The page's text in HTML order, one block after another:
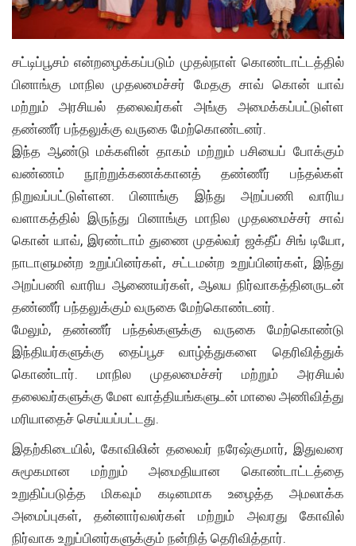
சட்டிப்பூசம் என்றழைக்கப்படும் முதல்நாள் கொண்டாட்டத்தில்
பினாங்கு மாநில முதலமைச்சர் மேதகு சாவ் கொன் யாவ்
மற்றும் அரசியல் தலைவர்கள் அங்கு அமைக்கப்பட்டுள்ள
தண்ணீர் பந்தலுக்கு வருகை மேற்கொண்டனர்.
இந்த ஆண்டு மக்களின் தாகம் மற்றும் பசியைப் போக்கும்
வண்ணம் நூற்றுக்கணக்கானத் தண்ணீர் பந்தல்கள்
நிறுவப்பட்டுள்ளன. பினாங்கு இந்து அறப்பணி வாரிய
வளாகத்தில் இருந்து பினாங்கு மாநில முதலமைச்சர் சாவ்
கொன் யாவ், இரண்டாம் துணை முதல்வர் ஜக்தீப் சிங் டியோ,
நாடாளுமன்ற உறுப்பினர்கள், சட்டமன்ற உறுப்பினர்கள், இந்து
அறப்பணி வாரிய ஆணையர்கள், ஆலய நிர்வாகத்தினருடன்
தண்ணீர் பந்தலுக்கும் வருகை மேற்கொண்டனர்.
மேலும், தண்ணீர் பந்தல்களுக்கு வருகை மேற்கொண்டு
இந்தியர்களுக்கு தைப்பூச வாழ்த்துகளை தெரிவித்துக்
கொண்டார். மாநில முதலமைச்சர் மற்றும் அரசியல்
தலைவர்களுக்கு மேள வாத்தியங்களுடன் மாலை அணிவித்து
மரியாதைச் செய்யப்பட்டது.
இதற்கிடையில், கோவிலின் தலைவர் நரேஷ்குமார், இதுவரை
சுமூகமான மற்றும் அமைதியான கொண்டாட்டத்தை
உறுதிப்படுத்த மிகவும் கடினமாக உழைத்த அமலாக்க
அமைப்புகள், தன்னார்வலர்கள் மற்றும் அவரது கோவில்
நிர்வாக உறுப்பினர்களுக்கும் நன்றித் தெரிவித்தார்.